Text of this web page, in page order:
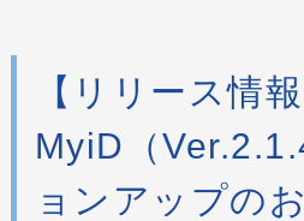
【リリース情
MyiD（
ョンアップの